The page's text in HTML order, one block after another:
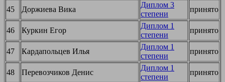
45 Доржиева Вика
Диплом 3
степени
принято
46 Куркин Егор
Диплом 1
степени
принято
47 Кардапольцев Илья
Диплом 1
степени
принято
48 Перевозчиков Денис
Диплом 1
степени
принято